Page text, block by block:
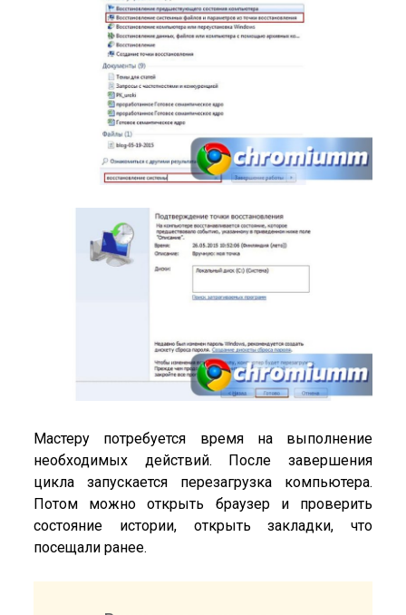
Мастеру потребуется время на выполнение
необходимых действий. После завершения
цикла запускается перезагрузка компьютера.
Потом можно открыть браузер и проверить
состояние истории, открыть закладки, что
посещали ранее.